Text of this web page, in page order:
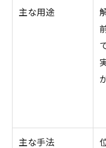
主な用途
主な手法